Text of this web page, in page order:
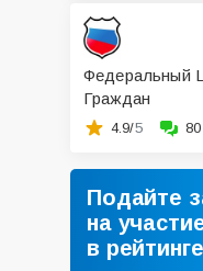
Федеральный
Граждан
4.9/5 80
Подайте
на
в рейтинге